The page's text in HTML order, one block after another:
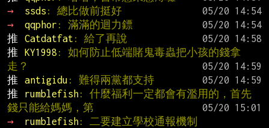
→
ssds : 總比做前挺好
→
qqphor : 滿滿的迴力鏢
推
Catdatfat : 給了再說
推
KY1998 : 如何防止低端賭鬼毒蟲把小孩的錢拿
走？
推
antigidu : 難得兩黨都支持
推
rumblefish: 什麼福利一定都會有濫用的，首先
錢只能給媽媽，第
→
rumblefish: 二要建立學校通報機制